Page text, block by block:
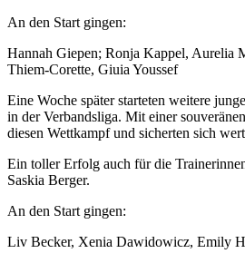
An den Start gingen:
Hannah Giepen; Ronja Kappel, Aurelia
Thiem-Corette, Giuia Youssef
Eine Woche später starteten weitere
in der Verbandsliga. Mit einer
diesen Wettkampf und sicherten sich
Ein toller Erfolg auch für die
Saskia Berger.
An den Start gingen:
Liv Becker, Xenia Dawidowicz, Emily